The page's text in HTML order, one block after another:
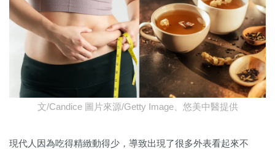
文/Candice 圖片來源/Getty Image、悠美中醫提供
現代人因為吃得精緻動得少，導致出現了很多外表看起來不